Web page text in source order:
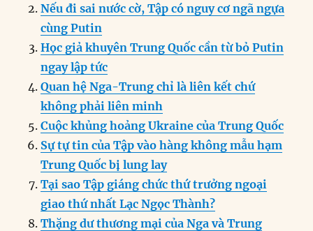
Nếu đi sai nước cờ, Tập có nguy cơ ngã ngựa
cùng Putin
Học giả khuyên Trung Quốc cần từ bỏ Putin
ngay lập tức
Quan hệ Nga-Trung chỉ là liên kết chứ
không phải liên minh
Cuộc khủng hoảng Ukraine của Trung Quốc
Sự tự tin của Tập vào hàng không mẫu hạm
Trung Quốc bị lung lay
Tại sao Tập giáng chức thứ trưởng ngoại
giao thứ nhất Lạc Ngọc Thành?
Thặng dư thương mại của Nga và Trung